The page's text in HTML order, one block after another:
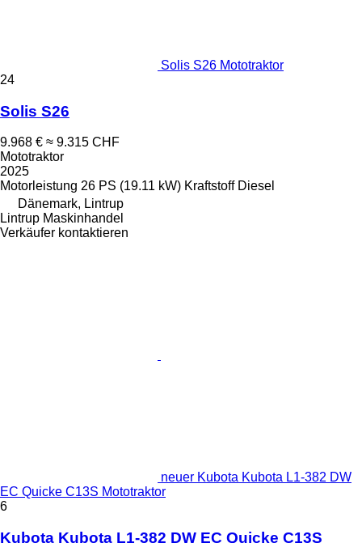
Solis S26 Mototraktor
24
Solis S26
9.968 € ≈ 9.315 CHF
Mototraktor
2025
Motorleistung 26 PS (19.11 kW) Kraftstoff Diesel
Dänemark, Lintrup
Lintrup Maskinhandel
Verkäufer kontaktieren
neuer Kubota Kubota L1-382 DW
EC Quicke C13S Mototraktor
6
Kubota Kubota L1-382 DW EC Quicke C13S